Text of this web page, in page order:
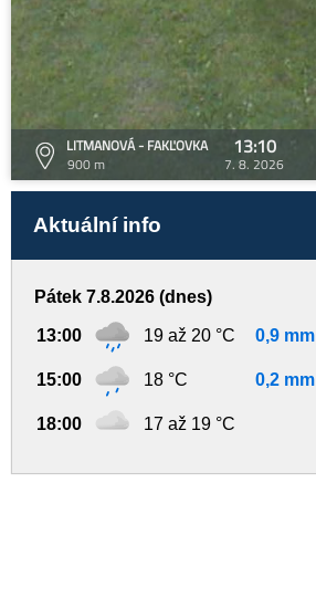
LITMANOVÁ - FAKĽOVKA
900 m
13:10
7. 8. 2026
Aktuální info
Pátek 7.8.2026 (dnes)
13:00 19 až 20 °C 0,9 mm
15:00 18 °C 0,2 mm
18:00 17 až 19 °C